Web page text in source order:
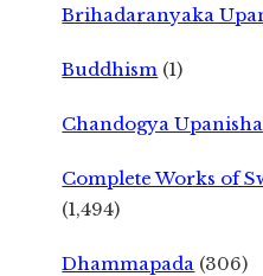
Brihadaranyaka
Buddhism (1)
Chandogya
Complete Works of
(1,494)
Dhammapada (306)